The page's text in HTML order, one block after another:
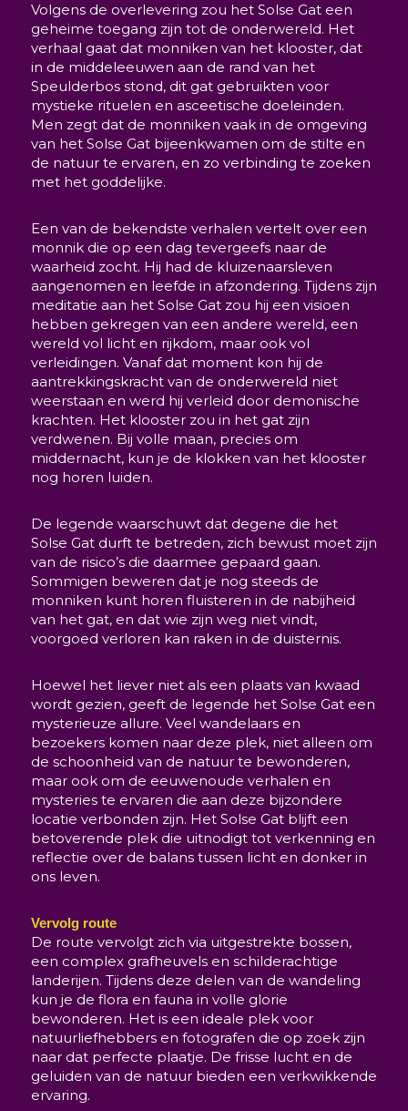
Volgens de overlevering zou het Solse Gat een
geheime toegang zijn tot de onderwereld. Het
verhaal gaat dat monniken van het klooster, dat
in de middeleeuwen aan de rand van het
Speulderbos stond, dit gat gebruikten voor
mystieke rituelen en asceetische doeleinden.
Men zegt dat de monniken vaak in de omgeving
van het Solse Gat bijeenkwamen om de stilte en
de natuur te ervaren, en zo verbinding te zoeken
met het goddelijke.
Een van de bekendste verhalen vertelt over een
monnik die op een dag tevergeefs naar de
waarheid zocht. Hij had de kluizenaarsleven
aangenomen en leefde in afzondering. Tijdens zijn
meditatie aan het Solse Gat zou hij een visioen
hebben gekregen van een andere wereld, een
wereld vol licht en rijkdom, maar ook vol
verleidingen. Vanaf dat moment kon hij de
aantrekkingskracht van de onderwereld niet
weerstaan en werd hij verleid door demonische
krachten. Het klooster zou in het gat zijn
verdwenen. Bij volle maan, precies om
middernacht, kun je de klokken van het klooster
nog horen luiden.
De legende waarschuwt dat degene die het
Solse Gat durft te betreden, zich bewust moet zijn
van de risico’s die daarmee gepaard gaan.
Sommigen beweren dat je nog steeds de
monniken kunt horen fluisteren in de nabijheid
van het gat, en dat wie zijn weg niet vindt,
voorgoed verloren kan raken in de duisternis.
Hoewel het liever niet als een plaats van kwaad
wordt gezien, geeft de legende het Solse Gat een
mysterieuze allure. Veel wandelaars en
bezoekers komen naar deze plek, niet alleen om
de schoonheid van de natuur te bewonderen,
maar ook om de eeuwenoude verhalen en
mysteries te ervaren die aan deze bijzondere
locatie verbonden zijn. Het Solse Gat blijft een
betoverende plek die uitnodigt tot verkenning en
reflectie over de balans tussen licht en donker in
ons leven.
Vervolg route
De route vervolgt zich via uitgestrekte bossen,
een complex grafheuvels en schilderachtige
landerijen. Tijdens deze delen van de wandeling
kun je de flora en fauna in volle glorie
bewonderen. Het is een ideale plek voor
natuurliefhebbers en fotografen die op zoek zijn
naar dat perfecte plaatje. De frisse lucht en de
geluiden van de natuur bieden een verkwikkende
ervaring.